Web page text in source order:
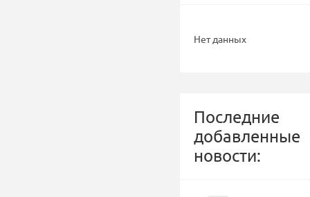
Нет данных
Последние
добавленные
новости: